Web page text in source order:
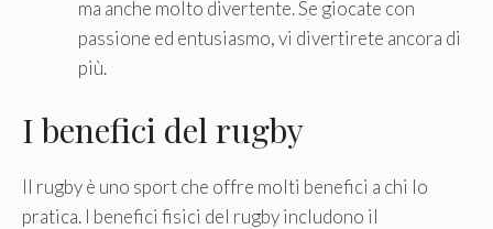
ma anche molto divertente. Se giocate con
passione ed entusiasmo, vi divertirete ancora di
più.
I benefici del rugby
Il rugby è uno sport che offre molti benefici a chi lo
pratica. I benefici fisici del rugby includono il